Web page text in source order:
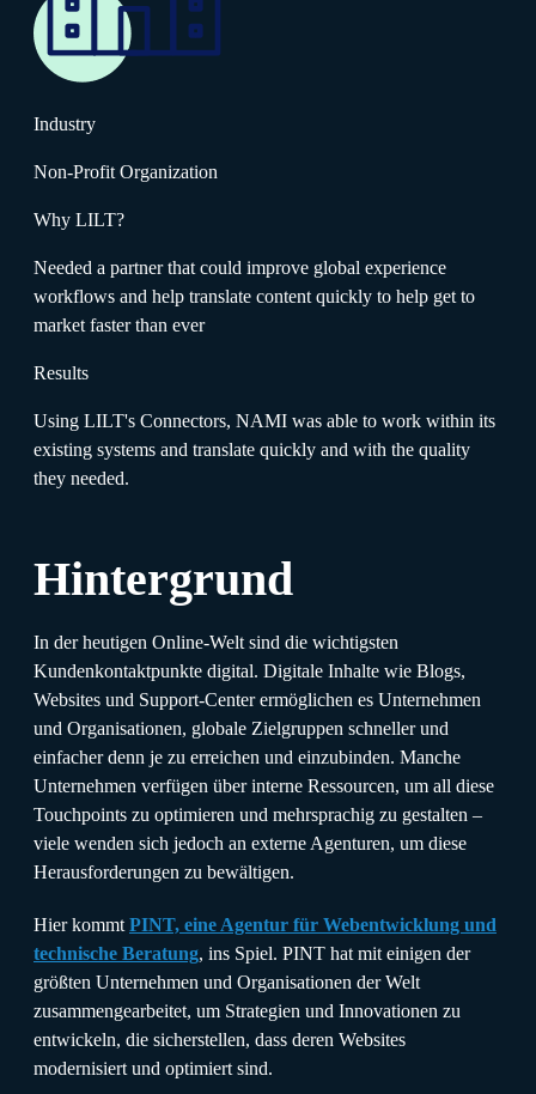
Industry
Non-Profit Organization
Why LILT?
Needed a partner that could improve global experience
workflows and help translate content quickly to help get to
market faster than ever
Results
Using LILT's Connectors, NAMI was able to work within its
existing systems and translate quickly and with the quality
they needed.
Hintergrund
In der heutigen Online-Welt sind die wichtigsten
Kundenkontaktpunkte digital. Digitale Inhalte wie Blogs,
Websites und Support-Center ermöglichen es Unternehmen
und Organisationen, globale Zielgruppen schneller und
einfacher denn je zu erreichen und einzubinden. Manche
Unternehmen verfügen über interne Ressourcen, um all diese
Touchpoints zu optimieren und mehrsprachig zu gestalten –
viele wenden sich jedoch an externe Agenturen, um diese
Herausforderungen zu bewältigen.
Hier kommt PINT, eine Agentur für Webentwicklung und
technische Beratung, ins Spiel. PINT hat mit einigen der
größten Unternehmen und Organisationen der Welt
zusammengearbeitet, um Strategien und Innovationen zu
entwickeln, die sicherstellen, dass deren Websites
modernisiert und optimiert sind.